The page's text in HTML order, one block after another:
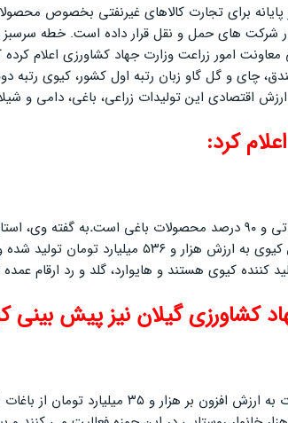
های حمل و نقل قرار داده است. خطه سرسبز و
چای و گل گاو زبان رتبه اول کشور، کیوی
زراعی، باغی، دامی و شیلاتی بیش از ۱۷۲ هزار
کرد:
.
های گیلان با تلاش هفت هزار و ۲۵۰ بهره
کننده کیوی هستند و هایوارد، گلد و رد ارقام
کشاورزی گیلان نیز پیش